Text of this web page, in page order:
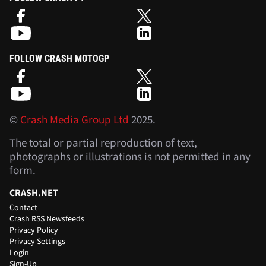
FOLLOW CRASH MOTOGP
©Crash Media Group Ltd 2025.
The total or partial reproduction of text,
photographs or illustrations is not permitted in any
form.
CRASH.NET
Contact
Crash RSS Newsfeeds
Privacy Policy
Privacy Settings
Login